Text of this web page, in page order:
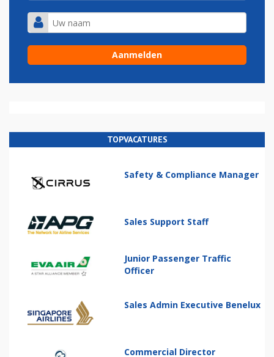
TOPVACATURES
Safety & Compliance Manager
Sales Support Staff
Junior Passenger Traffic
Officer
Sales Admin Executive Benelux
Commercial Director